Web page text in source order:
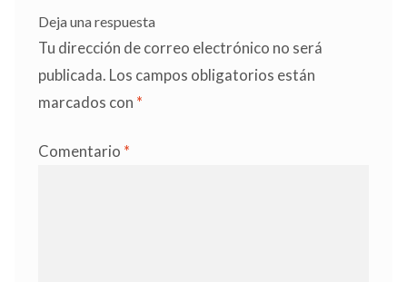
Deja una respuesta
Tu dirección de correo electrónico no será
publicada. Los campos obligatorios están
marcados con *
Comentario *